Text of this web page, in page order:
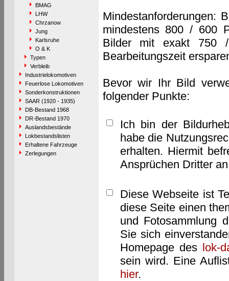
BMAG
LHW
Chrzanow
Jung
Karlsruhe
O & K
Typen
Verbleib
Industrielokomotiven
Feuerlose Lokomotiven
Sonderkonstruktionen
SAAR (1920 - 1935)
DB-Bestand 1968
DR-Bestand 1970
Auslandsbestände
Lokbestandslisten
Erhaltene Fahrzeuge
Zerlegungen
Mindestanforderungen:
mindestens 800 / 600
Bilder mit exakt 750
Bearbeitungszeit
Bevor wir Ihr Bild
folgender Punkte:
Ich bin der
habe die
erhalten. Hiermit
Ansprüchen Dritter
Diese Webseite ist
diese Seite einen
und Fotosammlung
Sie sich
Homepage des lok-
sein wird. Eine
hier.